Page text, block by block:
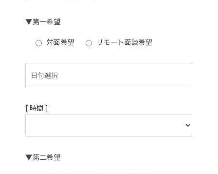
▼第一希望
対面希望 リモート面談希望
[ 時間 ]
▼第二希望